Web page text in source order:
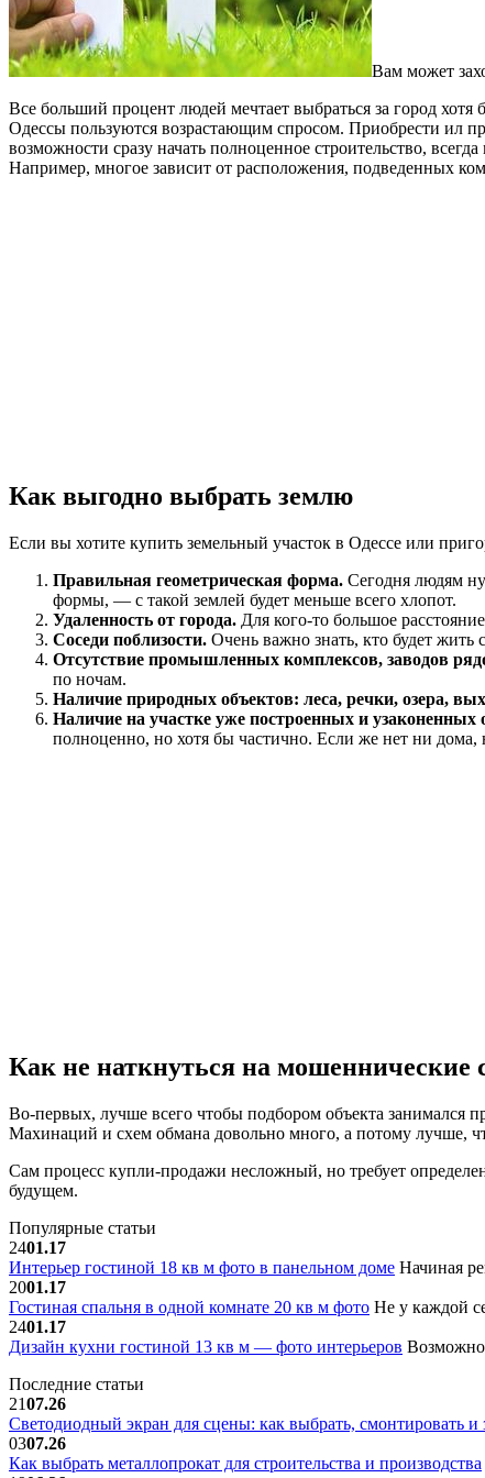
Вам может
Все больший процент людей мечтает выбраться за город
Одессы пользуются возрастающим спросом. Приобрести ил
возможности сразу начать полноценное строительство,
Например, многое зависит от расположения, подведенных
Как выгодно выбрать землю
Если вы хотите купить земельный участок в Одессе или
Правильная геометрическая форма. Сегодня людям
формы, — с такой землей будет меньше всего хлопот.
Удаленность от города. Для кого-то большое
Соседи поблизости. Очень важно знать, кто будет жить
Отсутствие промышленных комплексов, заводов
по ночам.
Наличие природных объектов: леса, речки, озера,
Наличие на участке уже построенных и узаконенных
полноценно, но хотя бы частично. Если же нет ни дома,
Как не наткнуться на мошеннические
Во-первых, лучше всего чтобы подбором объекта занимался
Махинаций и схем обмана довольно много, а потому лучше,
Сам процесс купли-продажи несложный, но требует
будущем.
Популярные статьи
2401.17
Интерьер гостиной 18 кв м фото в панельном доме Начиная
2001.17
Гостиная спальня в одной комнате 20 кв м фото Не у каждой
2401.17
Дизайн кухни гостиной 13 кв м — фото интерьеров
Последние статьи
2107.26
Светодиодный экран для сцены: как выбрать, смонтировать и
0307.26
Как выбрать металлопрокат для строительства и производства